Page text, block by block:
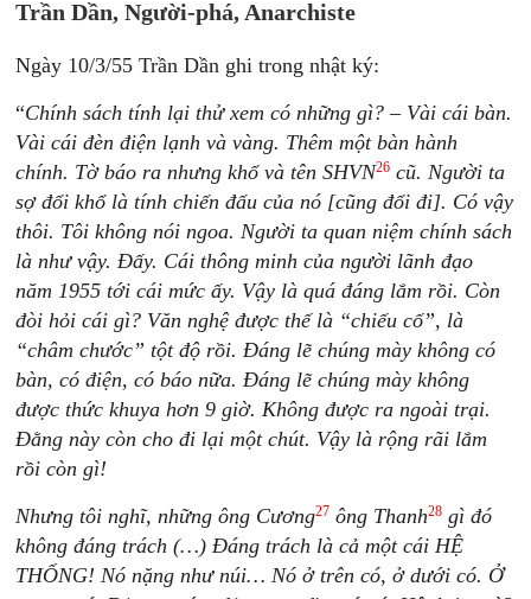
Trần Dần, Người-phá, Anarchiste
Ngày 10/3/55 Trần Dần ghi trong nhật ký:
“Chính sách tính lại thử xem có những gì? – Vài cái bàn.
Vài cái đèn điện lạnh và vàng. Thêm một bàn hành
chính. Tờ báo ra nhưng khổ và tên SHVN26 cũ. Người ta
sợ đổi khổ là tính chiến đấu của nó [cũng đổi đi]. Có vậy
thôi. Tôi không nói ngoa. Người ta quan niệm chính sách
là như vậy. Đấy. Cái thông minh của người lãnh đạo
năm 1955 tới cái mức ấy. Vậy là quá đáng lắm rồi. Còn
đòi hỏi cái gì? Văn nghệ được thế là “chiếu cố”, là
“châm chước” tột độ rồi. Đáng lẽ chúng mày không có
bàn, có điện, có báo nữa. Đáng lẽ chúng mày không
được thức khuya hơn 9 giờ. Không được ra ngoài trại.
Đằng này còn cho đi lại một chút. Vậy là rộng rãi lắm
rồi còn gì!
Nhưng tôi nghĩ, những ông Cương27 ông Thanh28 gì đó
không đáng trách (…) Đáng trách là cả một cái HỆ
THỐNG! Nó nặng như núi… Nó ở trên có, ở dưới có. Ở